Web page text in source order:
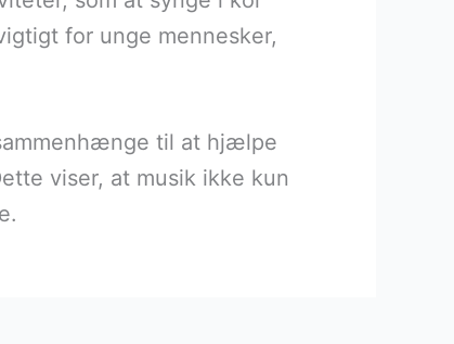
for unge mennesker,
til at hjælpe
viser, at musik ikke kun